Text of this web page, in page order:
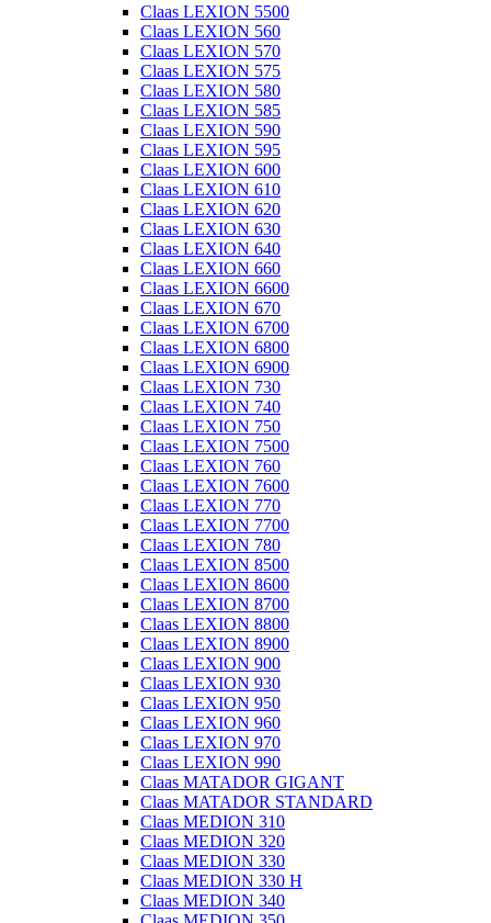
Claas LEXION 5500
Claas LEXION 560
Claas LEXION 570
Claas LEXION 575
Claas LEXION 580
Claas LEXION 585
Claas LEXION 590
Claas LEXION 595
Claas LEXION 600
Claas LEXION 610
Claas LEXION 620
Claas LEXION 630
Claas LEXION 640
Claas LEXION 660
Claas LEXION 6600
Claas LEXION 670
Claas LEXION 6700
Claas LEXION 6800
Claas LEXION 6900
Claas LEXION 730
Claas LEXION 740
Claas LEXION 750
Claas LEXION 7500
Claas LEXION 760
Claas LEXION 7600
Claas LEXION 770
Claas LEXION 7700
Claas LEXION 780
Claas LEXION 8500
Claas LEXION 8600
Claas LEXION 8700
Claas LEXION 8800
Claas LEXION 8900
Claas LEXION 900
Claas LEXION 930
Claas LEXION 950
Claas LEXION 960
Claas LEXION 970
Claas LEXION 990
Claas MATADOR GIGANT
Claas MATADOR STANDARD
Claas MEDION 310
Claas MEDION 320
Claas MEDION 330
Claas MEDION 330 H
Claas MEDION 340